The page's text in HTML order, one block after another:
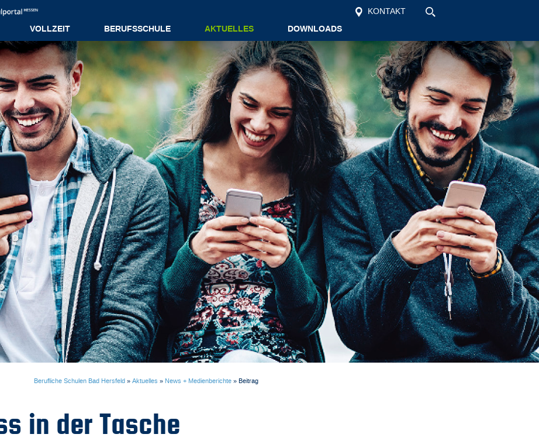
KONTAKT
VOLLZEIT BERUFSSCHULE AKTUELLES DOWNLOADS
Berufliche Schulen Bad Hersfeld » Aktuelles » News + Medienberichte » Beitrag
in der Tasche
Startseite
Unsere Schule
Schüler
Vollzeit
Berufsschule
Aktuelles
Kontakt
Suche
Downloads
Datenschutz
Impressum